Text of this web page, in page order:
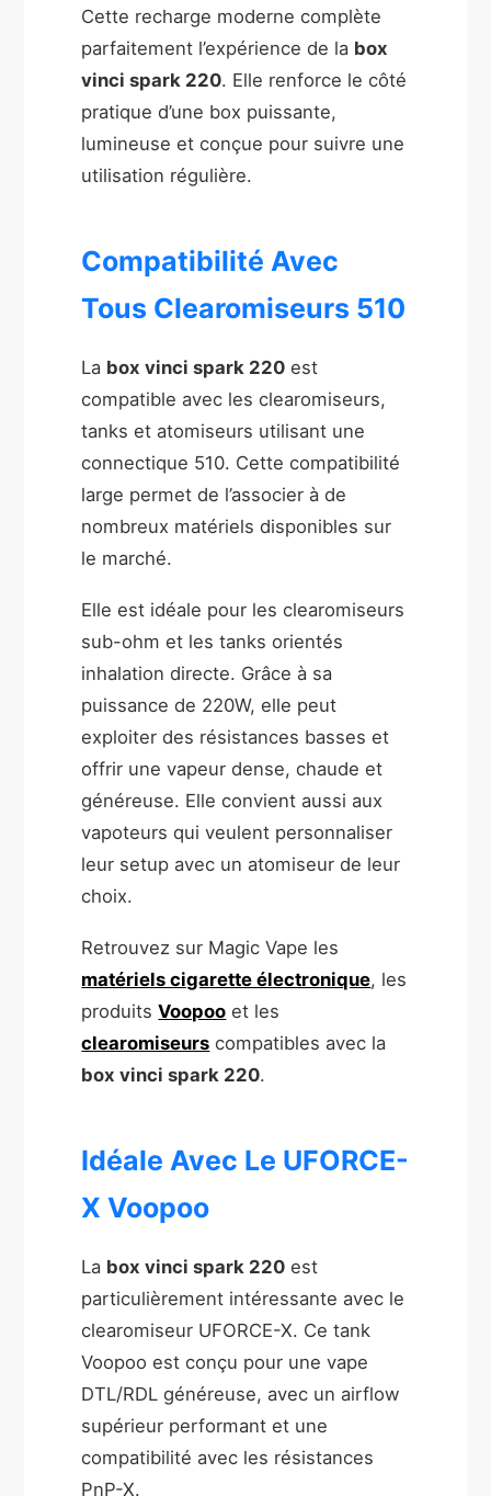
Cette recharge moderne complète
parfaitement l’expérience de la box
vinci spark 220. Elle renforce le côté
pratique d’une box puissante,
lumineuse et conçue pour suivre une
utilisation régulière.
Compatibilité Avec
Tous Clearomiseurs 510
La box vinci spark 220 est
compatible avec les clearomiseurs,
tanks et atomiseurs utilisant une
connectique 510. Cette compatibilité
large permet de l’associer à de
nombreux matériels disponibles sur
le marché.
Elle est idéale pour les clearomiseurs
sub-ohm et les tanks orientés
inhalation directe. Grâce à sa
puissance de 220W, elle peut
exploiter des résistances basses et
offrir une vapeur dense, chaude et
généreuse. Elle convient aussi aux
vapoteurs qui veulent personnaliser
leur setup avec un atomiseur de leur
choix.
Retrouvez sur Magic Vape les
matériels cigarette électronique, les
produitsVoopoo et les
clearomiseurs compatibles avec la
box vinci spark 220.
Idéale Avec Le UFORCE-
X Voopoo
La box vinci spark 220 est
particulièrement intéressante avec le
clearomiseur UFORCE-X. Ce tank
Voopoo est conçu pour une vape
DTL/RDL généreuse, avec un airflow
supérieur performant et une
compatibilité avec les résistances
PnP-X.